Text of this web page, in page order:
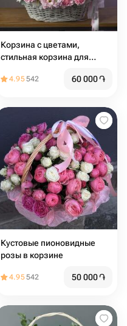
Корзина с цветами,
стильная корзина для
цветами
4.95542 60 000֏
Кустовые пионовидные
розы в корзине
4.95542 50 000֏